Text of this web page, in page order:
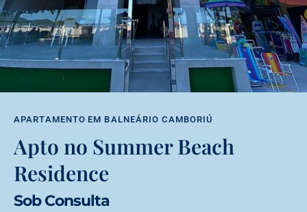
APARTAMENTO EM BALNEÁRIO CAMBORIÚ
Apto no Summer Beach
Residence
Sob Consulta